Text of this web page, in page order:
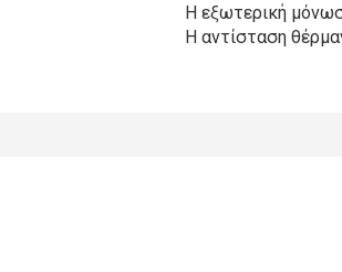
Η εξωτερική
Η αντίσταση